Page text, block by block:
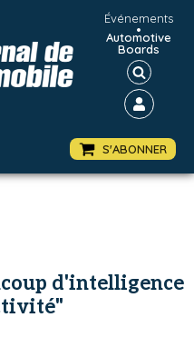
Événements
•
Automotive
Boards
S'ABONNER
d'intelligence